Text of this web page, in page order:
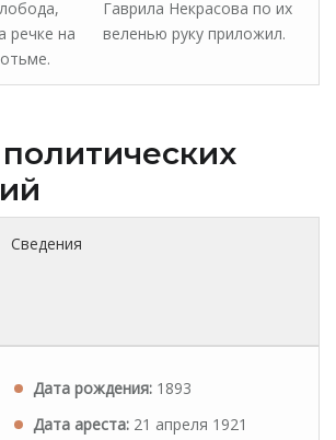
речке на
Гаврила Некрасова по их
веленью руку приложил.
Сведения
Дата рождения: 1893
Дата ареста: 21 апреля 1921